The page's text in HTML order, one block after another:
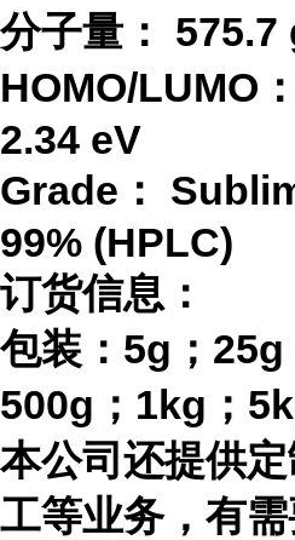
分子量：
575.7
HOMO/LUMO：
2.34 eV
Grade：
99% (HPLC)
订货信息：
包装： 5g；25g
500g；1kg；
本公司还提供
工等业务，有